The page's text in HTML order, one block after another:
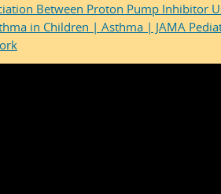
Between Proton Pump Inhibitor
in Children | Asthma | JAMA